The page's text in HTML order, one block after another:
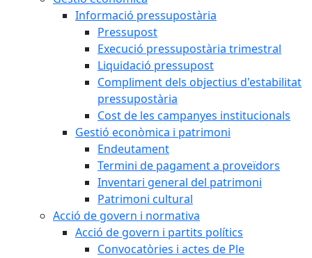
Informació pressupostària
Pressupost
Execució pressupostària trimestral
Liquidació pressupost
Compliment dels objectius d'estabilitat
pressupostària
Cost de les campanyes institucionals
Gestió econòmica i patrimoni
Endeutament
Termini de pagament a proveïdors
Inventari general del patrimoni
Patrimoni cultural
Acció de govern i normativa
Acció de govern i partits polítics
Convocatòries i actes de Ple